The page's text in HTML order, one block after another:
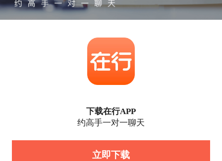
下载在行APP
约高手一对一聊天
立即下载